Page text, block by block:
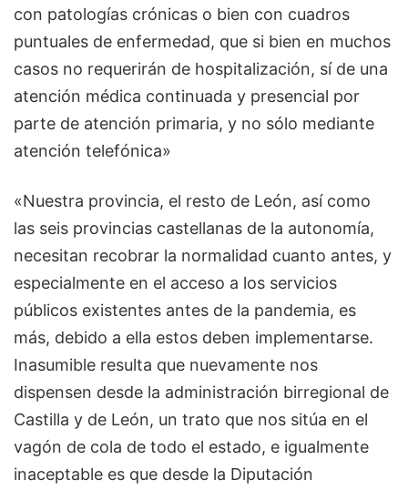
con patologías crónicas o bien con cuadros
puntuales de enfermedad, que si bien en muchos
casos no requerirán de hospitalización, sí de una
atención médica continuada y presencial por
parte de atención primaria, y no sólo mediante
atención telefónica»
«Nuestra provincia, el resto de León, así como
las seis provincias castellanas de la autonomía,
necesitan recobrar la normalidad cuanto antes, y
especialmente en el acceso a los servicios
públicos existentes antes de la pandemia, es
más, debido a ella estos deben implementarse.
Inasumible resulta que nuevamente nos
dispensen desde la administración birregional de
Castilla y de León, un trato que nos sitúa en el
vagón de cola de todo el estado, e igualmente
inaceptable es que desde la Diputación